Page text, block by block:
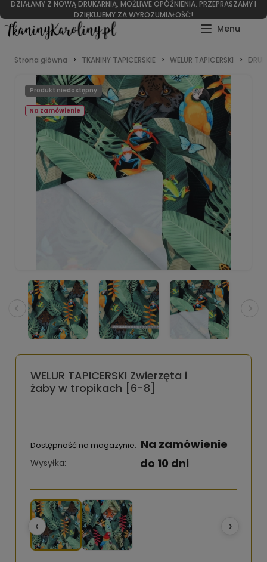
DZIAŁAMY Z NOWĄ DRUKARNIĄ. MOŻLIWE OPÓŹNIENIA. PRZEPRASZAMY I
DZIĘKUJEMY ZA WYROZUMIAŁOŚĆ!
Strona główna TKANINY TAPICERSKIE WELUR TAPICERSKI
Na zamówienie
Produkt niedostępny
WELUR TAPICERSKI Zwierzęta i
żaby w tropikach [6-8]
Dostępność na magazynie: Na zamówienie
Wysyłka: do 10 dni
‹ ›